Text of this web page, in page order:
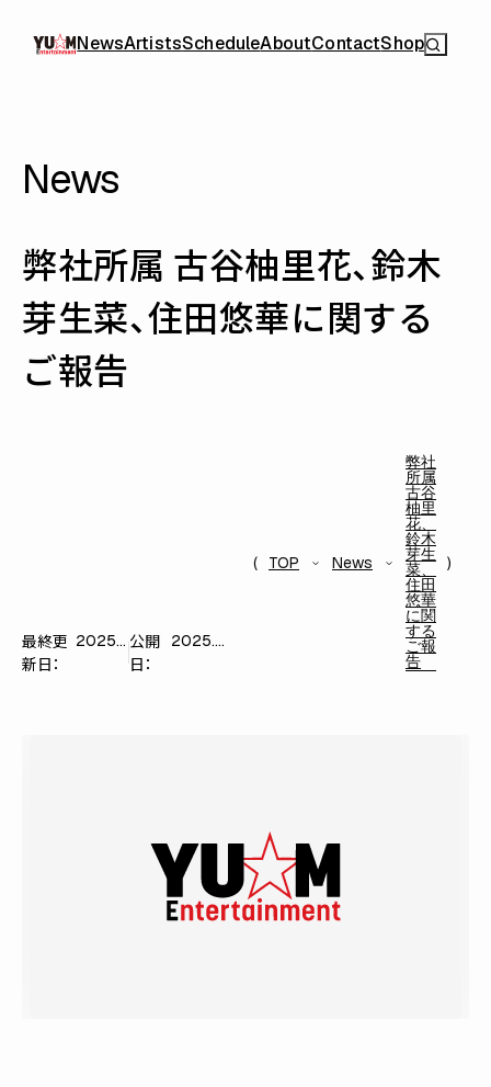
NewsArtistsScheduleAboutContactShop
News
弊社所属 古谷柚里花、鈴木
芽生菜、住田悠華に関する
ご報告
最終更
新日：
2025.05.15 公開
日：
2025.05.15
TOP News
弊社
所属
古谷
柚里
花、
鈴木
芽生
菜、
住田
悠華
に関
する
ご報
告